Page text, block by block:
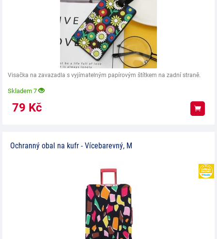
Visačka na zavazadla s vyjímatelným papírovým štítkem na zadní straně.
Skladem 7
79 Kč
Ochranný obal na kufr - Vícebarevný, M